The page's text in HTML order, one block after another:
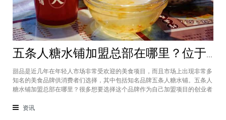
五条人糖水铺加盟总部在哪里？位于福建厦门欢迎大家前来考察
甜品是近几年在年轻人市场非常受欢迎的美食项目，而且市场上出现非常多
知名的美食品牌供消费者们选择，其中包括知名品牌五条人糖水铺。五条人
糖水铺加盟总部在哪里？很多想要选择这个品牌作为自己加盟项目的创业者
门进行考察，带大家了解五条人糖水铺加盟情况，欢迎大家前来考察。五条
资讯